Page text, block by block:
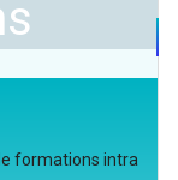
formations intra